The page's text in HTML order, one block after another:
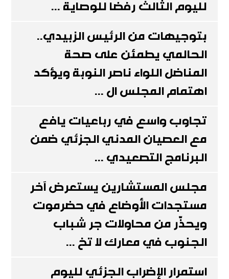
لليوم الثالث رفضا للوصاية ...
بتوجيهات من الرئيس الزبيدي..
الحالمي يطمئن على صحة
المناضل اللواء ناصر النوبة ويؤكد
اهتمام المجلس ال ...
تجاوب واسع في رباعيات يافع
مع العصيان المدني الجزئي ضمن
البرنامج التصعيدي ...
مجلس المستشارين يستعرض آخر
مستجدات الأوضاع في حضرموت
ويحذّر من محاولات جر شباب
الجنوب في معارك لا تخ ...
استمرار الإضراب الجزئي لليوم